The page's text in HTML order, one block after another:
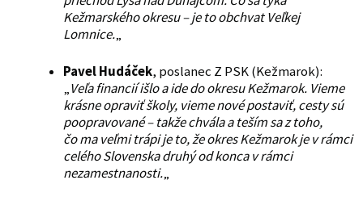
Kežmarského okresu – je to obchvat Veľkej
Lomnice.„
Pavel Hudáček, poslanec Z PSK (Kežmarok):
„Veľa financií išlo a ide do okresu Kežmarok. Vieme
krásne opraviť školy, vieme nové postaviť, cesty sú
poopravované – takže chvála a teším sa z toho,
čo ma veľmi trápi je to, že okres Kežmarok je v rámci
celého Slovenska druhý od konca v rámci
nezamestnanosti.„